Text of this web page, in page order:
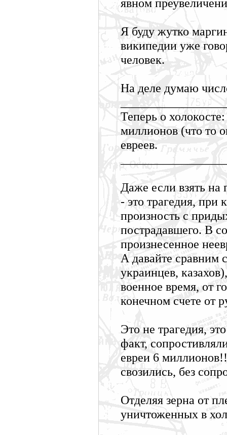
явном
Я буду жутко
википедии уже
человек.
На деле думаю
Теперь о
миллионов (что то
евреев.
Даже если взять на
- это трагедия, при
произность с
пострадавшего. В
произнесенное
А давайте сравним
украинцев,
военное время, от
конечном счете от
Это не трагедия,
факт,
евреи 6
свозились, без
Отделяя зерна от
уничтоженных в